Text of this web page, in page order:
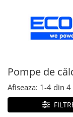
Pompe de
Pompe de
și răcire
Pompe de căldură
Boilere pentru
Pompe de
Afiseaza: 1-4 din 4